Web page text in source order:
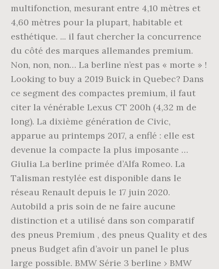
multifonction, mesurant entre 4,10 mètres et
4,60 mètres pour la plupart, habitable et
esthétique. ... il faut chercher la concurrence
du côté des marques allemandes premium.
Non, non, non… La berline n’est pas « morte » !
Looking to buy a 2019 Buick in Quebec? Dans
ce segment des compactes premium, il faut
citer la vénérable Lexus CT 200h (4,32 m de
long). La dixième génération de Civic,
apparue au printemps 2017, a enflé : elle est
devenue la compacte la plus imposante …
Giulia La berline primée d’Alfa Romeo. La
Talisman restylée est disponible dans le
réseau Renault depuis le 17 juin 2020.
Autobild a pris soin de ne faire aucune
distinction et a utilisé dans son comparatif
des pneus Premium , des pneus Quality et des
pneus Budget afin d’avoir un panel le plus
large possible. BMW Série 3 berline › BMW